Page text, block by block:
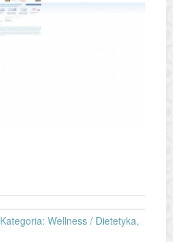
Kategoria: Wellness / Dietetyka,